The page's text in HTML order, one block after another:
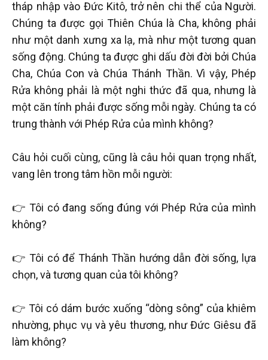
tháp nhập vào Đức Kitô, trở nên chi thể của Người.
Chúng ta được gọi Thiên Chúa là Cha, không phải
như một danh xưng xa lạ, mà như một tương quan
sống động. Chúng ta được ghi dấu đời đời bởi Chúa
Cha, Chúa Con và Chúa Thánh Thần. Vì vậy, Phép
Rửa không phải là một nghi thức đã qua, nhưng là
một căn tính phải được sống mỗi ngày. Chúng ta có
trung thành với Phép Rửa của mình không?
Câu hỏi cuối cùng, cũng là câu hỏi quan trọng nhất,
vang lên trong tâm hồn mỗi người:
👉 Tôi có đang sống đúng với Phép Rửa của mình
không?
👉 Tôi có để Thánh Thần hướng dẫn đời sống, lựa
chọn, và tương quan của tôi không?
👉 Tôi có dám bước xuống “dòng sông” của khiêm
nhường, phục vụ và yêu thương, như Đức Giêsu đã
làm không?